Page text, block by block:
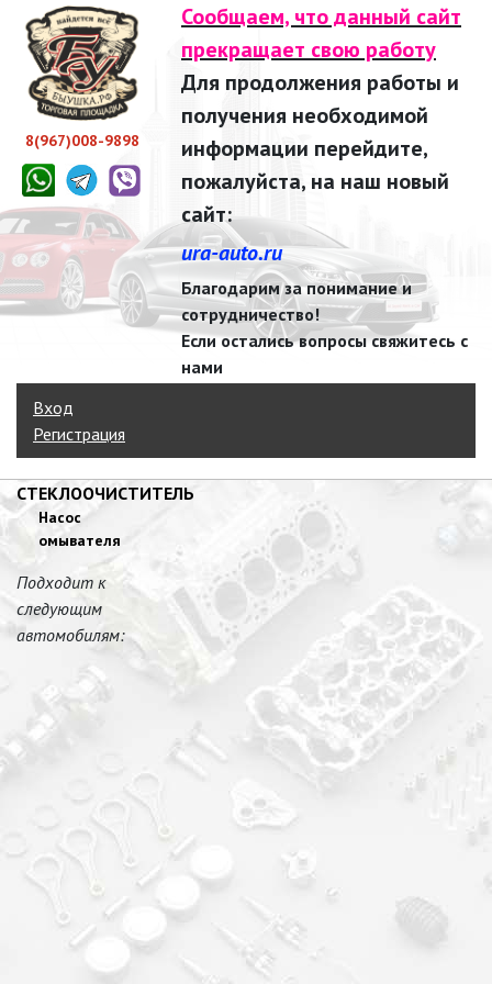
8(967)008-9898
Сообщаем, что данный сайт
прекращает свою работу
Для продолжения работы и
получения необходимой
информации перейдите,
пожалуйста, на наш новый
сайт:
ura-auto.ru
Благодарим за понимание и
сотрудничество!
Если остались вопросы свяжитесь с
нами
Вход
Регистрация
СТЕКЛООЧИСТИТЕЛЬ
Насос
омывателя
Подходит к
следующим
автомобилям: